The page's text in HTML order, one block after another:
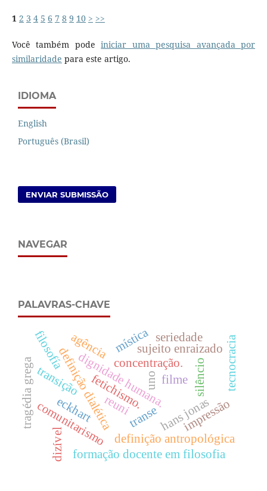
1 2 3 4 5 6 7 8 9 10 > >>
Você também podeiniciar uma pesquisa avançada por
similaridade para este artigo.
IDIOMA
English
Português (Brasil)
ENVIAR SUBMISSÃO
NAVEGAR
PALAVRAS-CHAVE
hans jonas
dignidade humana.
definição dialética
definição antropológica
formação docente em filosofia
concentração.
transe
filme
sujeito enraizado
agência
comunitarismo
fetichismo. uno silêncio
mística
eckhart
dizível
transição
impressão
seriedade tecnocracia
tragédia grega
filosofía
reuni